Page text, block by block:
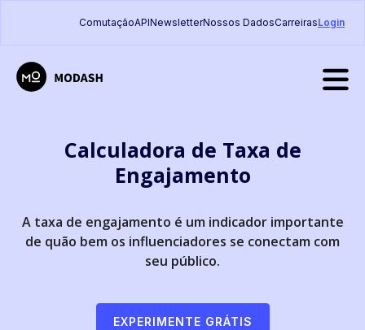
ComutaçãoAPINewsletterNossos DadosCarreirasLogin
Calculadora de Taxa de
Engajamento
A taxa de engajamento é um indicador importante
de quão bem os influenciadores se conectam com
seu público.
EXPERIMENTE GRÁTIS